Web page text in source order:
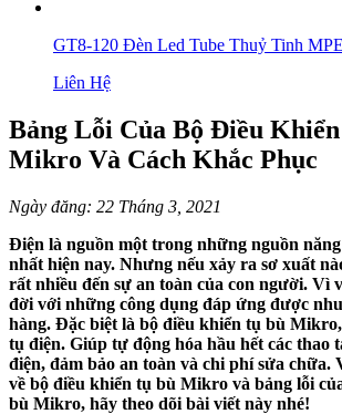
GT8-120 Đèn Led Tube Thuỷ Tinh
Liên Hệ
Bảng Lỗi Của Bộ Điều
Mikro Và Cách Khắc Phục
Ngày đăng: 22 Tháng 3, 2021
Điện là nguồn một trong những nguồn
nhất hiện nay. Nhưng nếu xảy ra sơ xuất
rất nhiều đến sự an toàn của con người. Vì
đời với những công dụng đáp ứng được
hàng. Đặc biệt là bộ điều khiển tụ bù
tụ điện. Giúp tự động hóa hầu hết các thao
điện, đảm bảo an toàn và chi phí sửa chữa.
về bộ điều khiển tụ bù Mikro và bảng lỗi
bù Mikro, hãy theo dõi bài viết này nhé!